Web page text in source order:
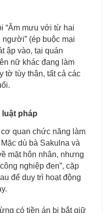
“Âm mưu với từ hai
(ép buộc mại
ập vào, tại quán
nữ khác đang làm
tờ tùy thân, tất cả các
pháp
quan chức năng làm
dù bà Sakulna và
mặt hôn nhân, nhưng
nghiệp đen”, cặp
để duy trì hoạt động
có tiền án bị bắt giữ